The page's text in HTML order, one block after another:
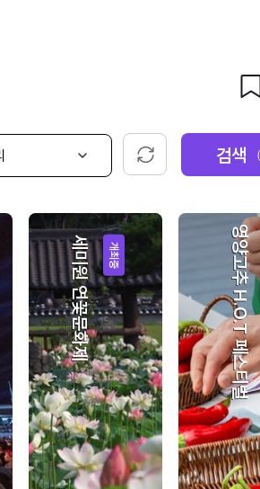
초기화 검색
개최중
세미원 연꽃문화제 영양고추 H.O.T 페스티벌